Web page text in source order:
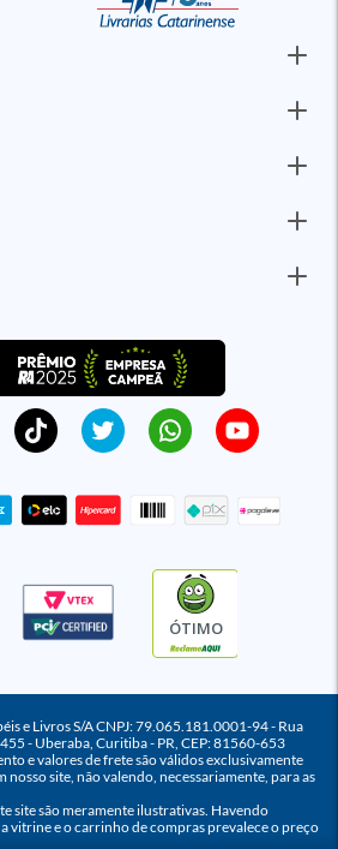
ÓTIMO
e Livros S/A CNPJ: 79.065.181.0001-94 - Rua
- Uberaba, Curitiba - PR, CEP: 81560-653
e valores de frete são válidos exclusivamente
nosso site, não valendo, necessariamente, para as
site são meramente ilustrativas. Havendo
vitrine e o carrinho de compras prevalece o preço